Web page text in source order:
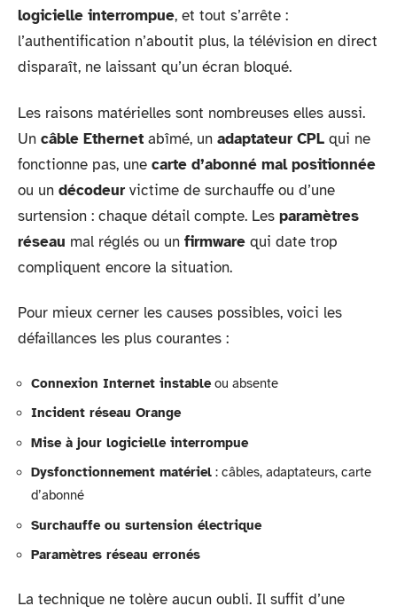
logicielle interrompue, et tout s’arrête :
l’authentification n’aboutit plus, la télévision en direct
disparaît, ne laissant qu’un écran bloqué.
Les raisons matérielles sont nombreuses elles aussi.
Un câble Ethernet abîmé, un adaptateur CPL qui ne
fonctionne pas, une carte d’abonné mal positionnée
ou un décodeur victime de surchauffe ou d’une
surtension : chaque détail compte. Les paramètres
réseau mal réglés ou un firmware qui date trop
compliquent encore la situation.
Pour mieux cerner les causes possibles, voici les
défaillances les plus courantes :
Connexion Internet instableou absente
Incident réseau Orange
Mise à jour logicielle interrompue
Dysfonctionnement matériel : câbles, adaptateurs, carte
d’abonné
Surchauffe ou surtension électrique
Paramètres réseau erronés
La technique ne tolère aucun oubli. Il suffit d’une